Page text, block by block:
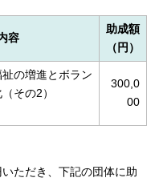
容
助成額
（円）
の増進とボラン
その2）
300,0
00
ただき、下記の団体に助